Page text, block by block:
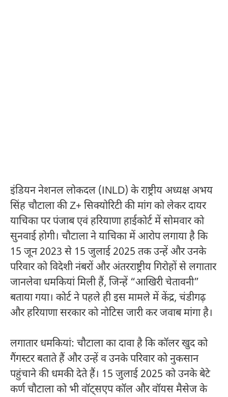
इंडियन नेशनल लोकदल (INLD) के राष्ट्रीय अध्यक्ष अभय
सिंह चौटाला की Z+ सिक्योरिटी की मांग को लेकर दायर
याचिका पर पंजाब एवं हरियाणा हाईकोर्ट में सोमवार को
सुनवाई होगी। चौटाला ने याचिका में आरोप लगाया है कि
15 जून 2023 से 15 जुलाई 2025 तक उन्हें और उनके
परिवार को विदेशी नंबरों और अंतरराष्ट्रीय गिरोहों से लगातार
जानलेवा धमकियां मिली हैं, जिन्हें “आखिरी चेतावनी”
बताया गया। कोर्ट ने पहले ही इस मामले में केंद्र, चंडीगढ़
और हरियाणा सरकार को नोटिस जारी कर जवाब मांगा है।
लगातार धमकियां: चौटाला का दावा है कि कॉलर खुद को
गैंगस्टर बताते हैं और उन्हें व उनके परिवार को नुकसान
पहुंचाने की धमकी देते हैं। 15 जुलाई 2025 को उनके बेटे
कर्ण चौटाला को भी वॉट्सएप कॉल और वॉयस मैसेज के